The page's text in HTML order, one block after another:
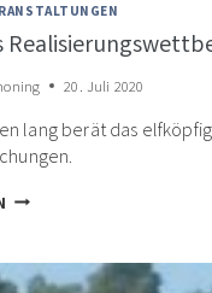
20. Juli 2020
lang berät das
SIEGER